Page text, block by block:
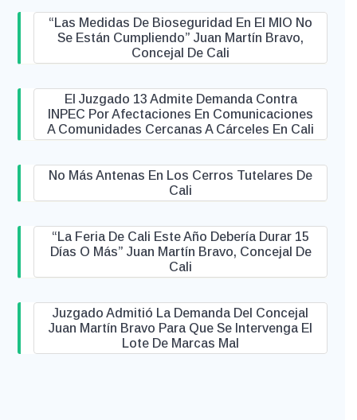
“Las Medidas De Bioseguridad En El MIO No
Se Están Cumpliendo” Juan Martín Bravo,
Concejal De Cali
El Juzgado 13 Admite Demanda Contra
INPEC Por Afectaciones En Comunicaciones
A Comunidades Cercanas A Cárceles En Cali
No Más Antenas En Los Cerros Tutelares De
Cali
“La Feria De Cali Este Año Debería Durar 15
Días O Más” Juan Martín Bravo, Concejal De
Cali
Juzgado Admitió La Demanda Del Concejal
Juan Martín Bravo Para Que Se Intervenga El
Lote De Marcas Mal